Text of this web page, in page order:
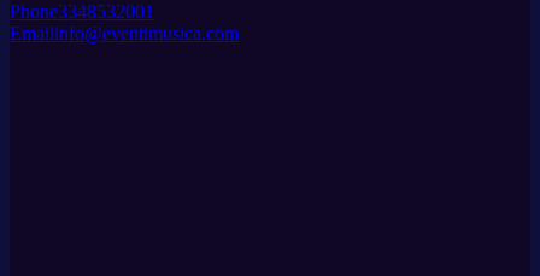
Phone3348532001
Emailinfo@eventimusica.com